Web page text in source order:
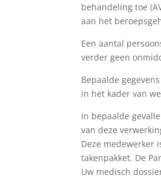
behandeling toe
aan het
Een aantal
verder geen
Bepaalde
in het kader van
In bepaalde
van deze
Deze medewerker
takenpakket. De
Uw medisch